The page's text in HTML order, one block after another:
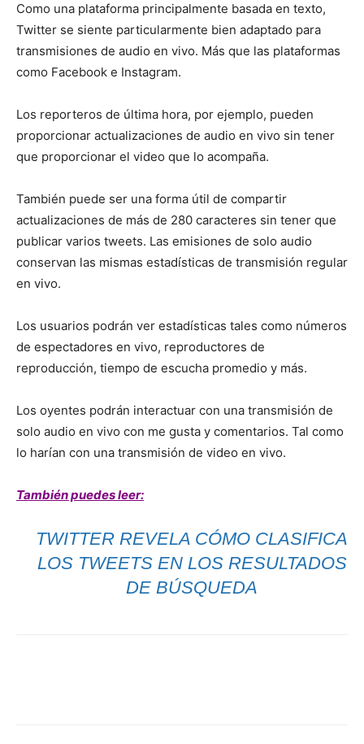
Como una plataforma principalmente basada en texto,
Twitter se siente particularmente bien adaptado para
transmisiones de audio en vivo. Más que las plataformas
como Facebook e Instagram.
Los reporteros de última hora, por ejemplo, pueden
proporcionar actualizaciones de audio en vivo sin tener
que proporcionar el video que lo acompaña.
También puede ser una forma útil de compartir
actualizaciones de más de 280 caracteres sin tener que
publicar varios tweets. Las emisiones de solo audio
conservan las mismas estadísticas de transmisión regular
en vivo.
Los usuarios podrán ver estadísticas tales como números
de espectadores en vivo, reproductores de
reproducción, tiempo de escucha promedio y más.
Los oyentes podrán interactuar con una transmisión de
solo audio en vivo con me gusta y comentarios. Tal como
lo harían con una transmisión de video en vivo.
También puedes leer:
TWITTER REVELA CÓMO CLASIFICA
LOS TWEETS EN LOS RESULTADOS
DE BÚSQUEDA